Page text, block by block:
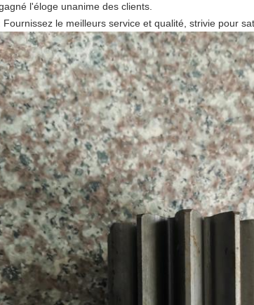
l'éloge unanime des clients.
le meilleurs service et qualité, strivie pour